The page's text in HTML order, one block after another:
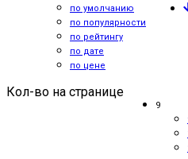
по умолчанию
по популярности
по рейтингу
по дате
по цене
Кол-во на странице
9